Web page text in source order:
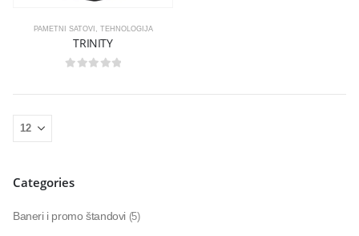
PAMETNI SATOVI TEHNOLOGIJA
TRINITY
Categories
Baneri i promo štandovi (5)